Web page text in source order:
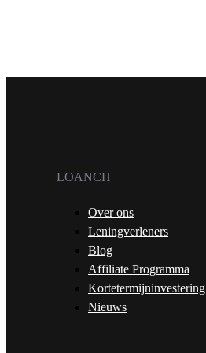
LOANCH
Over ons
Leningverleners
Blog
Affiliate Programma
Kortetermijninvestering
Nieuws